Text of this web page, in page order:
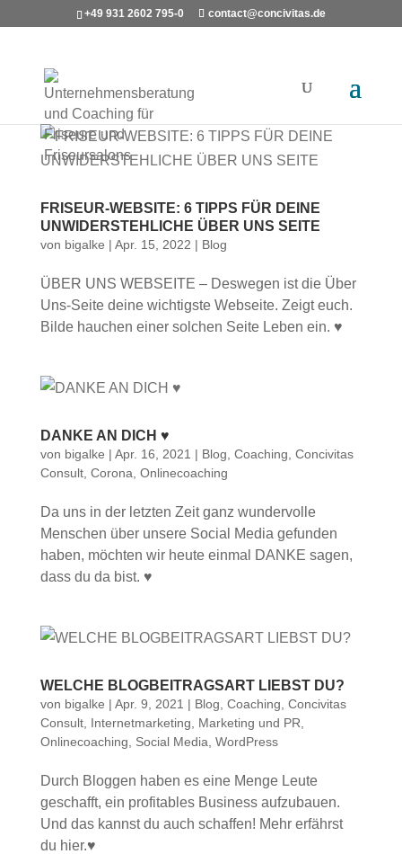
+49 931 2602 795-0 contact@concivitas.de
FRISEUR-WEBSITE: 6 TIPPS FÜR DEINE
UNWIDERSTEHLICHE ÜBER UNS SEITE
von bigalke | Apr. 15, 2022 | Blog
ÜBER UNS WEBSEITE – Deswegen ist die Über
Uns-Seite deine wichtigste Webseite. Zeigt euch.
Bilde hauchen einer solchen Seite Leben ein. ♥
DANKE AN DICH ♥
von bigalke | Apr. 16, 2021 | Blog Coaching Concivitas
Consult, Corona Onlinecoaching
Da uns in der letzten Zeit ganz wundervolle
Menschen über unsere Social Media gefunden
haben, möchten wir heute einmal DANKE sagen,
dass du da bist. ♥
WELCHE BLOGBEITRAGSART LIEBST DU?
von bigalke | Apr. 9, 2021 | Blog Coaching Concivitas
Consult, Internetmarketing Marketing und PR
Onlinecoaching
Social Media WordPress
Durch Bloggen haben es eine Menge Leute
geschafft, ein profitables Business aufzubauen.
Und das kannst du auch schaffen! Mehr erfährst
du hier.♥